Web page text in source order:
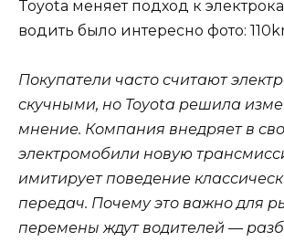
Toyota меняет подход к
водить было интересно фото:
Покупатели часто считают
скучными, но Toyota решила
мнение. Компания внедряет в
электромобили новую
имитирует поведение
передач. Почему это важно для
перемены ждут водителей —